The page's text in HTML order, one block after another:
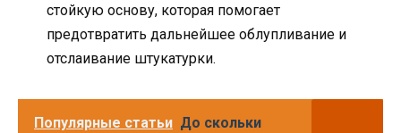
стойкую основу, которая помогает
предотвратить дальнейшее облупливание и
отслаивание штукатурки.
Популярные статьи До скольки